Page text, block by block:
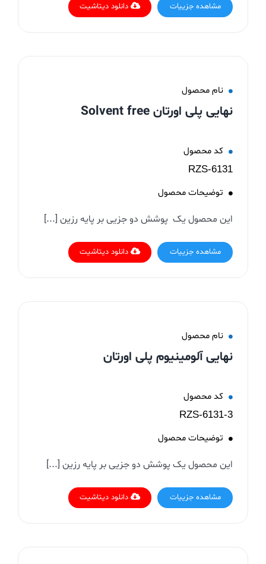
مشاهده جزییات دانلود دیتاشیت
نام محصول
نهایی پلی اورتان Solvent free
کد محصول
RZS-6131
توضیحات محصول
این محصول یک پوشش دو جزیی بر پایه رزین [...]
مشاهده جزییات دانلود دیتاشیت
نام محصول
نهایی آلومینیوم پلی اورتان
کد محصول
RZS-6131-3
توضیحات محصول
این محصول یک پوشش دو جزیی بر پایه رزین [...]
مشاهده جزییات دانلود دیتاشیت